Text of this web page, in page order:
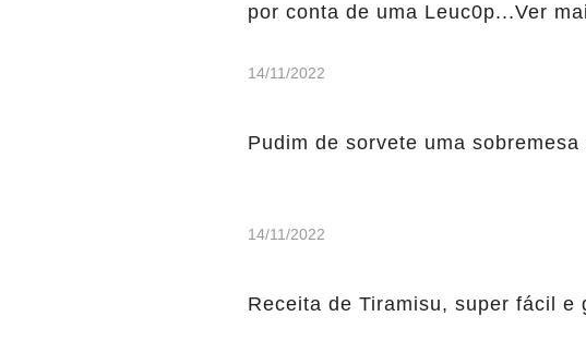
por conta de uma Leuc0p...Ver
14/11/2022
Pudim de sorvete uma sobremesa
14/11/2022
Receita de Tiramisu, super fácil e